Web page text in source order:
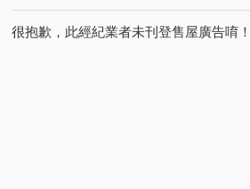
很抱歉，此經紀業者未刊登售屋廣告唷！